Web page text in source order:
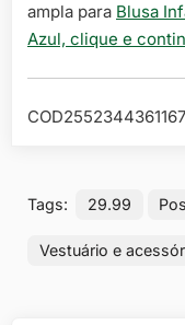
ampla para Blusa
Azul, clique e
Tags: 29.99
Vestuário e